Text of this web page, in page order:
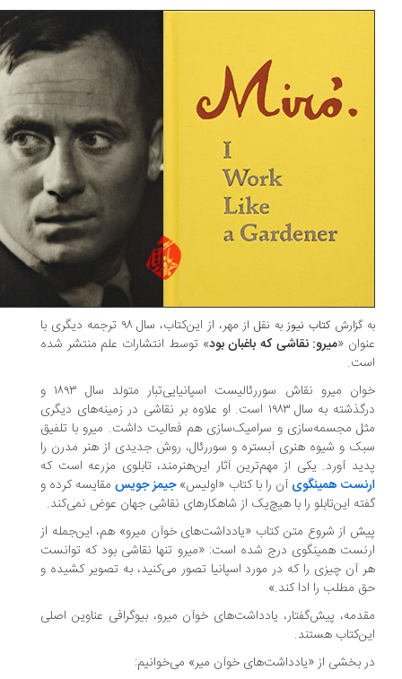
گزارش کتاب نیوز به نقل از
مهر، از این‌کتاب، سال ۹۸ ترجمه دیگری با
«میرو: نقاشی که باغبان بود» توسط انتشارات علم منتشر شده
خوان میرو نقاش سوررئالیست اسپانیایی‌تبار متولد سال ۱۸۹۳ و
درگذشته به سال ۱۹۸۳ است. او علاوه بر نقاشی در زمینه‌های دیگری
مجسمه‌سازی و سرامیک‌سازی هم فعالیت داشت. میرو با تلفیق
و شیوه هنری آبستره و سوررئال، روش جدیدی از هنر مدرن را
آورد. یکی از مهم‌ترین آثار این‌هنرمند، تابلوی مزرعه است که
همینگویآن را با کتاب «اولیس»جیمز جویسمقایسه کرده و
این‌تابلو را با هیچ‌یک از شاهکارهای نقاشی جهان عوض نمی‌کند.
از شروع متن کتاب «یادداشت‌های خوآن میرو» هم، این‌جمله از
همینگوی درج شده است: «میرو تنها نقاشی بود که توانست
آن چیزی را که در مورد اسپانیا تصور می‌کنید، به تصویر کشیده و
مطلب را ادا کند.»
پیش‌گفتار، یادداشت‌های خوآن میرو، بیوگرافی عناوین اصلی
هستند.
بخشی از «یادداشت‌های خوآن میر» می‌خوانیم: